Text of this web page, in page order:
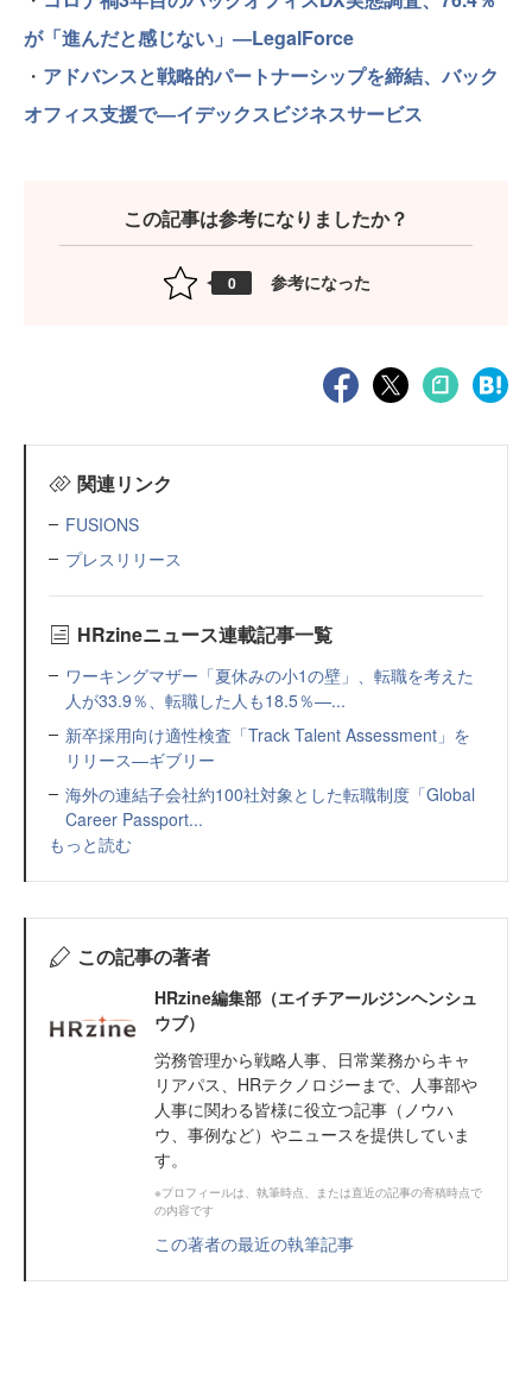
が「進んだと感じない」―LegalForce
・ アドバンスと戦略的パートナーシップを締結、バック
オフィス支援で―イデックスビジネスサービス
この記事は参考になりましたか？
0 参考になった
関連リンク
FUSIONS
プレスリリース
HRzineニュース連載記事一覧
ワーキングマザー「夏休みの小1の壁」、転職を考えた
人が33.9％、転職した人も18.5％—...
新卒採用向け適性検査「Track Talent Assessment」を
リリース—ギブリー
海外の連結子会社約100社対象とした転職制度「Global
Career Passport...
もっと読む
この記事の著者
HRzine編集部（エイチアールジンヘンシュ
ウブ）
労務管理から戦略人事、日常業務からキャ
リアパス、HRテクノロジーまで、人事部や
人事に関わる皆様に役立つ記事（ノウハ
ウ、事例など）やニュースを提供していま
す。
※プロフィールは、執筆時点、または直近の記事の寄稿時点で
の内容です
この著者の最近の執筆記事